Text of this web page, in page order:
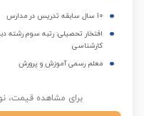
10 سال سابقه تدریس در مدارس
افتخار تحصیلی: رتبه سوم رشته
کارشناسی
معلم رسمی آموزش و پرورش
برای مشاهده قیمت،